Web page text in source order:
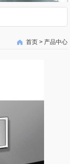
首页 > 产品中心